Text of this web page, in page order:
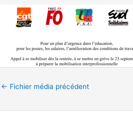
← Fichier média précédent